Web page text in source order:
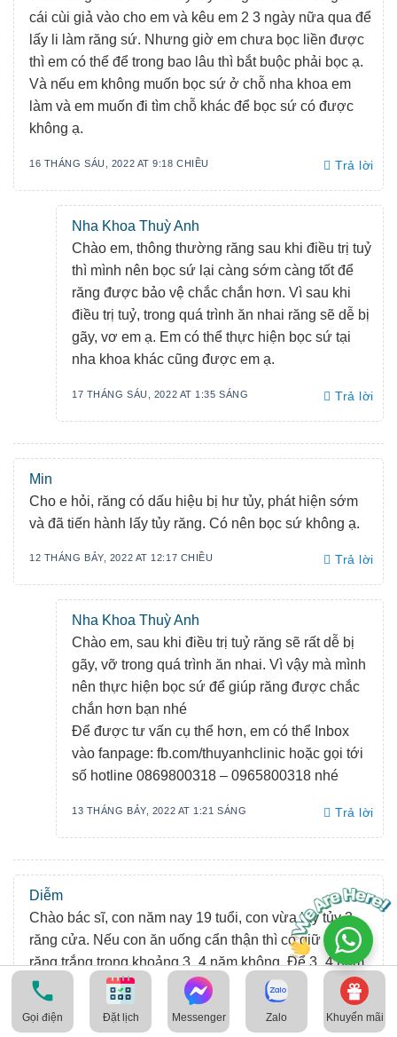
cái cùi giả vào cho em và kêu em 2 3 ngày nữa qua để
lấy li làm răng sứ. Nhưng giờ em chưa bọc liền được
thì em có thể để trong bao lâu thì bắt buộc phải bọc ạ.
Và nếu em không muốn bọc sứ ở chỗ nha khoa em
làm và em muốn đi tìm chỗ khác để bọc sứ có được
không ạ.
16 THÁNG SÁU, 2022 AT 9:18 CHIỀU Trả lời
Nha Khoa Thuỳ Anh
Chào em, thông thường răng sau khi điều trị tuỷ
thì mình nên bọc sứ lại càng sớm càng tốt để
răng được bảo vệ chắc chắn hơn. Vì sau khi
điều trị tuỷ, trong quá trình ăn nhai răng sẽ dễ bị
gãy, vơ em ạ. Em có thể thực hiện bọc sứ tại
nha khoa khác cũng được em ạ.
17 THÁNG SÁU, 2022 AT 1:35 SÁNG Trả lời
Min
Cho e hỏi, răng có dấu hiệu bị hư tủy, phát hiện sớm
và đã tiến hành lấy tủy răng. Có nên bọc sứ không ạ.
12 THÁNG BẢY, 2022 AT 12:17 CHIỀU Trả lời
Nha Khoa Thuỳ Anh
Chào em, sau khi điều trị tuỷ răng sẽ rất dễ bị
gãy, vỡ trong quá trình ăn nhai. Vì vậy mà mình
nên thực hiện bọc sứ để giúp răng được chắc
chắn hơn bạn nhé
Để được tư vấn cụ thể hơn, em có thể Inbox
vào fanpage: fb.com/thuyanhclinic hoặc gọi tới
số hotline 0869800318 – 0965800318 nhé
13 THÁNG BẢY, 2022 AT 1:21 SÁNG Trả lời
Diễm
Chào bác sĩ, con năm nay 19 tuổi, con vừa lấy tủy 3
răng cửa. Nếu con ăn uống cẩn thận thì có giữ được
răng trắng trong khoảng 3_4 năm không. Để 3_4 năm
sau có thể bọc sứ có được không ạ . Vì hiện tại con
chưa có điều kiện để bọc sứ. Cảm ơn bác sĩ.
Gọi điện Đặt lịch Messenger Zalo Khuyến mãi